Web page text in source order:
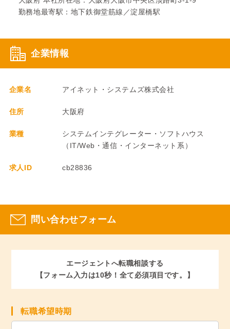
勤務地最寄駅：地下鉄御堂筋線／淀屋橋駅
企業情報
企業名 アイネット・システムズ株式会社
住所 大阪府
業種
システムインテグレーター・ソフトハウス
（IT/Web・通信・インターネット系）
求人ID cb28836
問い合わせフォーム
エージェントへ転職相談する
【フォーム入力は10秒！全て必須項目です。】
転職希望時期